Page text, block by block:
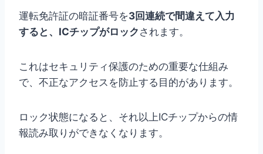
運転免許証の暗証番号を3回連続で間違えて入力
すると、ICチップがロック されます。
これはセキュリティ保護のための重要な仕組み
で、不正なアクセスを防止する目的があります。
ロック状態になると、それ以上ICチップからの情
報読み取りができなくなります。